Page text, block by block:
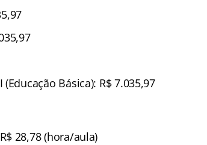
Básica): R$ 7.035,97
28,78 (hora/aula)